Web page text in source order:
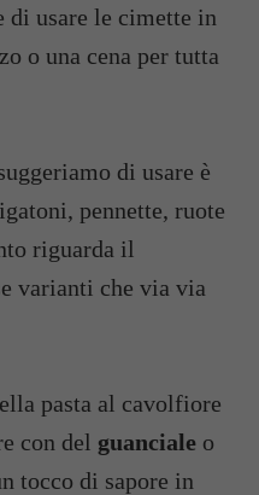
di usare le cimette in
o una cena per tutta
di usare è
pennette, ruote
riguarda il
varianti che via via
pasta al cavolfiore
con del guanciale o
tocco di sapore in